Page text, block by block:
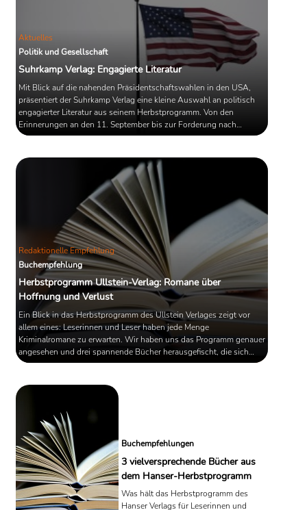
Aktuelles
Politik und Gesellschaft
Suhrkamp Verlag: Engagierte Literatur
Mit Blick auf die nahenden Präsidentschaftswahlen in den USA,
präsentiert der Suhrkamp Verlag eine kleine Auswahl an politisch
engagierter Literatur aus seinem Herbstprogramm. Von den
Erinnerungen an den 11. September bis zur Forderung nach
politischer Gleichheit, von der Zwiespältigkeit des Kapitalismus bis
Redaktionelle Empfehlung
Buchempfehlung
Herbstprogramm Ullstein-Verlag: Romane über
Hoffnung und Verlust
Ein Blick in das Herbstprogramm des Ullstein Verlages zeigt vor
allem eines: Leserinnen und Leser haben jede Menge
Kriminalromane zu erwarten. Wir haben uns das Programm genauer
angesehen und drei spannende Bücher herausgefischt, die sich
auch abfern von Mord und Totschlag behaupten können.
Buchempfehlungen
3 vielversprechende Bücher aus
dem Hanser-Herbstprogramm
Was hält das Herbstprogramm des
Hanser Verlags für Leserinnen und